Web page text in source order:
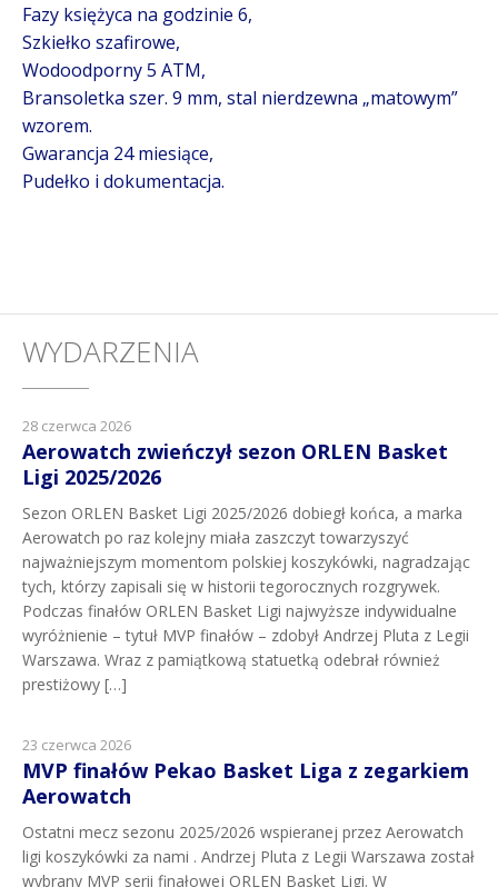
Fazy księżyca na godzinie 6,
Szkiełko szafirowe,
Wodoodporny 5 ATM,
Bransoletka szer. 9 mm, stal nierdzewna „matowym”
wzorem.
Gwarancja 24 miesiące,
Pudełko i dokumentacja.
WYDARZENIA
28 czerwca 2026
Aerowatch zwieńczył sezon ORLEN Basket
Ligi 2025/2026
Sezon ORLEN Basket Ligi 2025/2026 dobiegł końca, a marka
Aerowatch po raz kolejny miała zaszczyt towarzyszyć
najważniejszym momentom polskiej koszykówki, nagradzając
tych, którzy zapisali się w historii tegorocznych rozgrywek.
Podczas finałów ORLEN Basket Ligi najwyższe indywidualne
wyróżnienie – tytuł MVP finałów – zdobył Andrzej Pluta z Legii
Warszawa. Wraz z pamiątkową statuetką odebrał również
prestiżowy […]
23 czerwca 2026
MVP finałów Pekao Basket Liga z zegarkiem
Aerowatch
Ostatni mecz sezonu 2025/2026 wspieranej przez Aerowatch
ligi koszykówki za nami . Andrzej Pluta z Legii Warszawa został
wybrany MVP serii finałowej ORLEN Basket Ligi. W